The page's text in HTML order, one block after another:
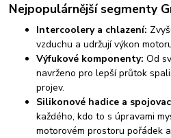
Nejpopulárnější segmenty
Intercoolery a chlazení:
vzduchu a udržují výkon
Výfukové komponenty: Od
navrženo pro lepší průtok
projev.
Silikonové hadice a
každého, kdo to s úpravami
motorovém prostoru pořádek